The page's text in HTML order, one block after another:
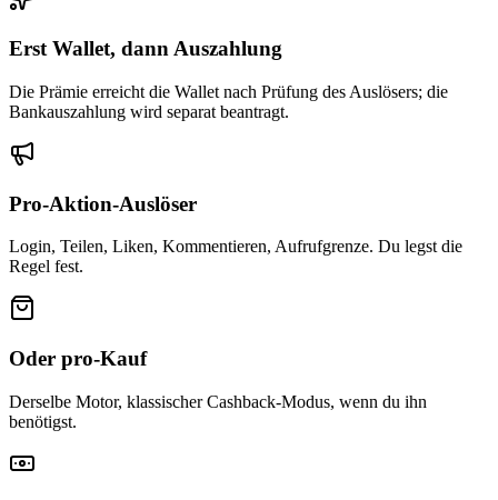
Erst Wallet, dann Auszahlung
Die Prämie erreicht die Wallet nach Prüfung des Auslösers; die
Bankauszahlung wird separat beantragt.
Pro-Aktion-Auslöser
Login, Teilen, Liken, Kommentieren, Aufrufgrenze. Du legst die
Regel fest.
Oder pro-Kauf
Derselbe Motor, klassischer Cashback-Modus, wenn du ihn
benötigst.